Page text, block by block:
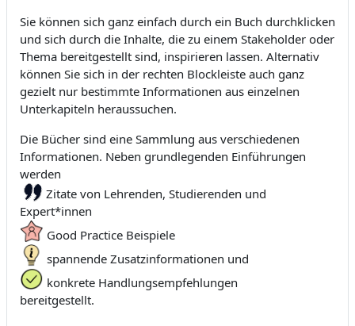
Sie können sich ganz einfach durch ein Buch durchklicken
und sich durch die Inhalte, die zu einem Stakeholder oder
Thema bereitgestellt sind, inspirieren lassen. Alternativ
können Sie sich in der rechten Blockleiste auch ganz
gezielt nur bestimmte Informationen aus einzelnen
Unterkapiteln heraussuchen.
Die Bücher sind eine Sammlung aus verschiedenen
Informationen. Neben grundlegenden Einführungen
werden
Zitate von Lehrenden, Studierenden und
Expert*innen
Good Practice Beispiele
spannende Zusatzinformationen und
konkrete Handlungsempfehlungen
bereitgestellt.